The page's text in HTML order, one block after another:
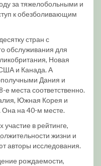
за тяжелобольными и
к обезболивающим
стран с
обслуживания для
Новая
и Канада. А
Дания и
места соответственно.
Южная Корея и
Она на 40-м месте.
в рейтинге,
жизни и
авторы исследования.
рождаемости,